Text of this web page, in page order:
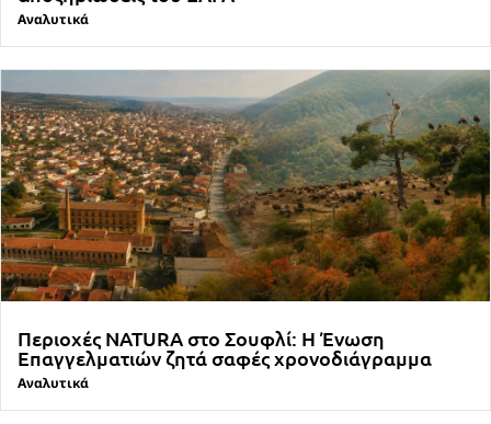
Αναλυτικά
Περιοχές NATURA στο Σουφλί: Η Ένωση
Επαγγελματιών ζητά σαφές χρονοδιάγραμμα
Αναλυτικά